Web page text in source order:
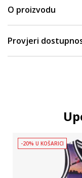
O proizvodu
Provjeri
-20% U KOŠARICI